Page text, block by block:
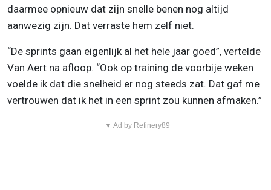
daarmee opnieuw dat zijn snelle benen nog altijd
aanwezig zijn. Dat verraste hem zelf niet.
“De sprints gaan eigenlijk al het hele jaar goed”, vertelde
Van Aert na afloop. “Ook op training de voorbije weken
voelde ik dat die snelheid er nog steeds zat. Dat gaf me
vertrouwen dat ik het in een sprint zou kunnen afmaken.”
▼ Ad by Refinery89